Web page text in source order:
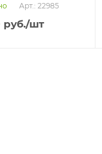
Арт.: 22985
руб./шт